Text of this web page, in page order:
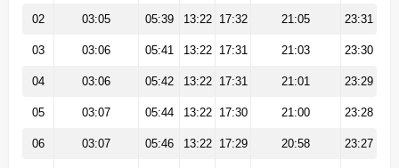
02 03:05 05:39 13:22 17:32 21:05 23:31
03 03:06 05:41 13:22 17:31 21:03 23:30
04 03:06 05:42 13:22 17:31 21:01 23:29
05 03:07 05:44 13:22 17:30 21:00 23:28
06 03:07 05:46 13:22 17:29 20:58 23:27